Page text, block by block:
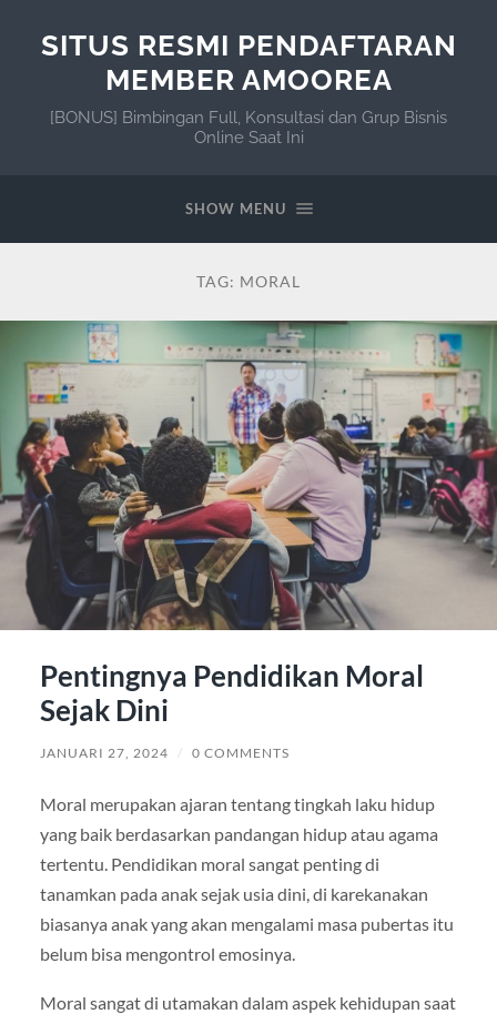
SITUS RESMI PENDAFTARAN
MEMBER AMOOREA
[BONUS] Bimbingan Full, Konsultasi dan Grup Bisnis
Online Saat Ini
SHOW MENU
TAG: MORAL
Pentingnya Pendidikan Moral
Sejak Dini
JANUARI 27, 2024 / 0 COMMENTS
Moral merupakan ajaran tentang tingkah laku hidup
yang baik berdasarkan pandangan hidup atau agama
tertentu. Pendidikan moral sangat penting di
tanamkan pada anak sejak usia dini, di karekanakan
biasanya anak yang akan mengalami masa pubertas itu
belum bisa mengontrol emosinya.
Moral sangat di utamakan dalam aspek kehidupan saat